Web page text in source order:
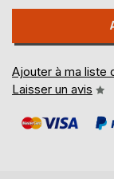
Ajouter à ma liste
Laisser un avis